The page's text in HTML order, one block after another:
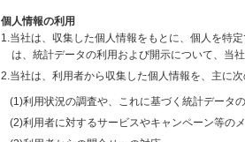
個人情報の利用
1.当社は、収集した個人情報をもとに、個人を特
は、統計データの利用および開示について、当
2.当社は、利用者から収集した個人情報を、主に次
(1)利用状況の調査や、これに基づく統計データ
(2)利用者に対するサービスやキャンペーン等の